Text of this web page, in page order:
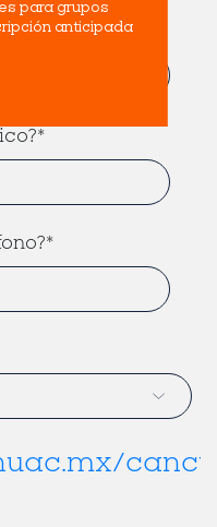
para grupos
anticipada
*
*